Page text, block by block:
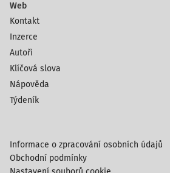
Web
Kontakt
Inzerce
Autoři
Klíčová slova
Nápověda
Týdeník
Informace o zpracování osobních údajů
Obchodní podmínky